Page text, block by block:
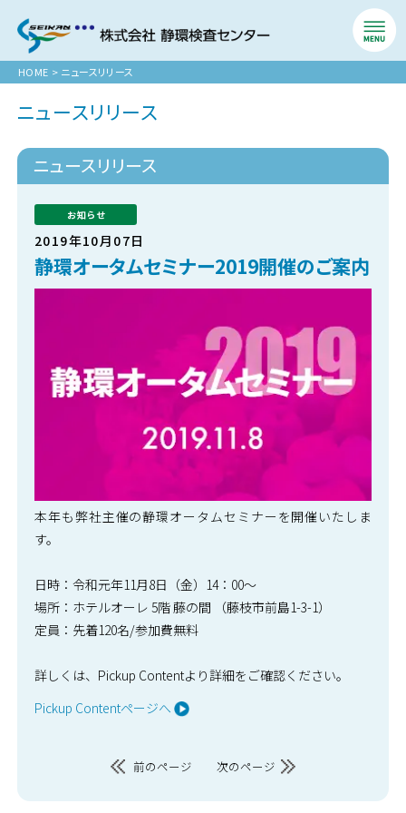
HOME > ニュースリリース
ニュースリリース
ニュースリリース
お知らせ
2019年10月07日
静環オータムセミナー2019開催のご案内
本年も弊社主催の静環オータムセミナーを開催いたしま
す。
日時：令和元年11月8日（金）14：00～
場所：ホテルオーレ 5階 藤の間 （藤枝市前島1-3-1）
定員：先着120名/参加費無料
詳しくは、Pickup Contentより詳細をご確認ください。
Pickup Contentページへ
前のページ 次のページ